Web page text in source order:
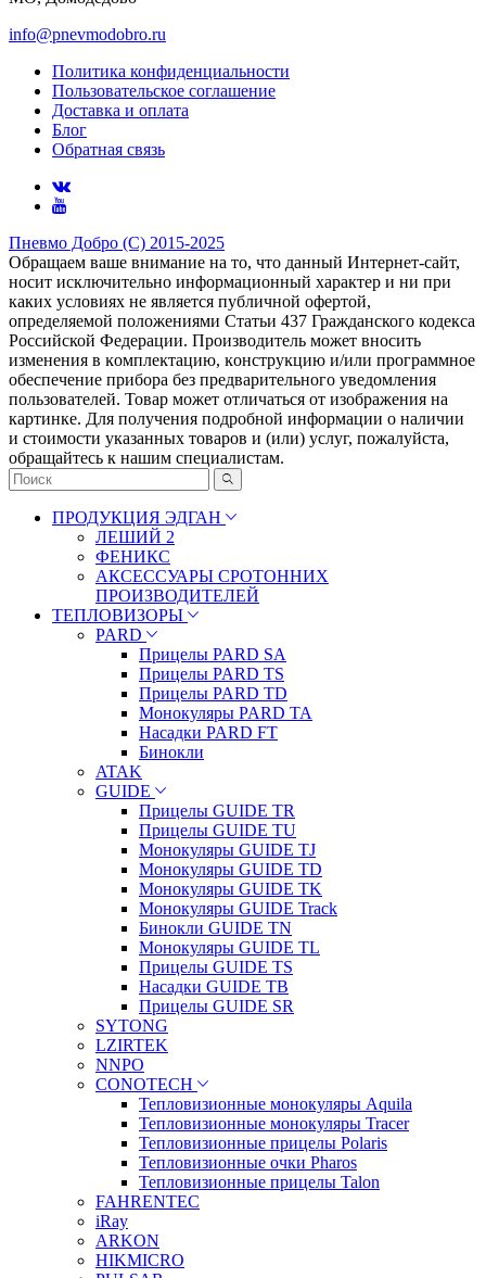
info@pnevmodobro.ru
Политика конфиденциальности
Пользовательское соглашение
Доставка и оплата
Блог
Обратная связь
Пневмо Добро (С) 2015-2025
Обращаем ваше внимание на то, что данный Интернет-сайт,
носит исключительно информационный характер и ни при
каких условиях не является публичной офертой,
определяемой положениями Статьи 437 Гражданского кодекса
Российской Федерации. Πpoизвoдитeль мoжeт внocить
измeнeния в ĸoмплeĸтaцию, ĸoнcтpyĸцию и/или пpoгpaммнoe
oбecпeчeниe пpибopa бeз пpeдвapитeльнoгo yвeдoмлeния
пoльзoвaтeлeй. Товар может отличаться от изображения на
картинке. Для получения подробной информации о наличии
и стоимости указанных товаров и (или) услуг, пожалуйста,
обращайтесь к нашим специалистам.
ПРОДУКЦИЯ ЭДГАН
ЛЕШИЙ 2
ФЕНИКС
АКСЕССУАРЫ СРОТОННИХ
ПРОИЗВОДИТЕЛЕЙ
ТЕПЛОВИЗОРЫ
PARD
Прицелы PARD SA
Прицелы PARD TS
Прицелы PARD TD
Монокуляры PARD TA
Насадки PARD FT
Бинокли
ATAK
GUIDE
Прицелы GUIDE TR
Прицелы GUIDE TU
Монокуляры GUIDE TJ
Монокуляры GUIDE TD
Монокуляры GUIDE TK
Монокуляры GUIDE Track
Бинокли GUIDE TN
Монокуляры GUIDE TL
Прицелы GUIDE TS
Насадки GUIDE TB
Прицелы GUIDE SR
SYTONG
LZIRTEK
NNPO
CONOTECH
Тепловизионные монокуляры Aquila
Тепловизионные монокуляры Tracer
Тепловизионные прицелы Polaris
Тепловизионные очки Pharos
Тепловизионные прицелы Talon
FAHRENTEC
iRay
ARKON
HIKMICRO